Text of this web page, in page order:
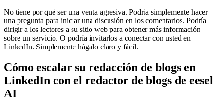
No tiene por qué ser una venta agresiva. Podría simplemente hacer
una pregunta para iniciar una discusión en los comentarios. Podría
dirigir a los lectores a su sitio web para obtener más información
sobre un servicio. O podría invitarlos a conectar con usted en
LinkedIn. Simplemente hágalo claro y fácil.
Cómo escalar su redacción de blogs en
LinkedIn con el redactor de blogs de eesel
AI